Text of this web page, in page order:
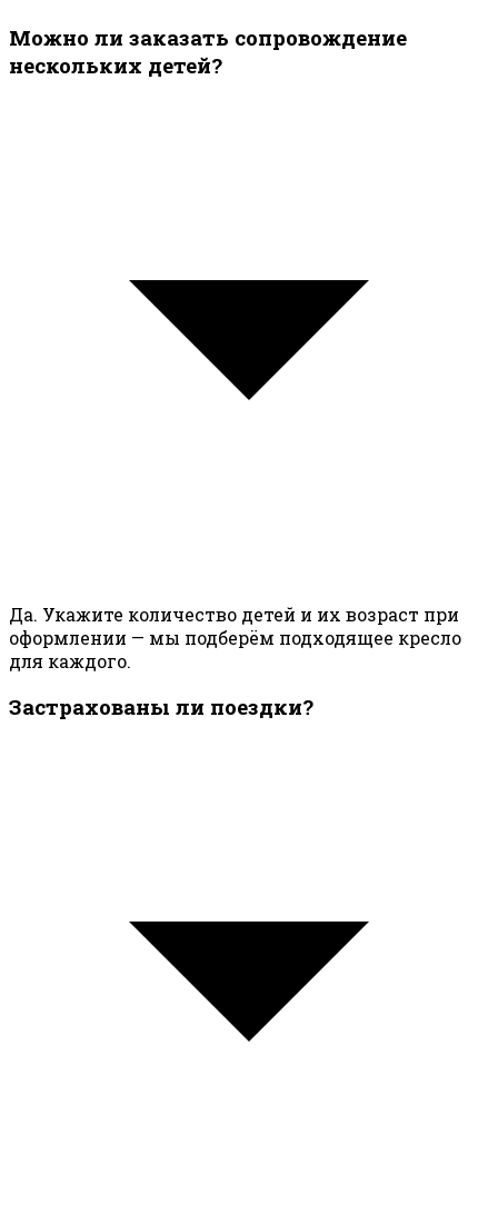
Можно ли заказать сопровождение
нескольких детей?
Да. Укажите количество детей и их возраст при
оформлении — мы подберём подходящее кресло
для каждого.
Застрахованы ли поездки?